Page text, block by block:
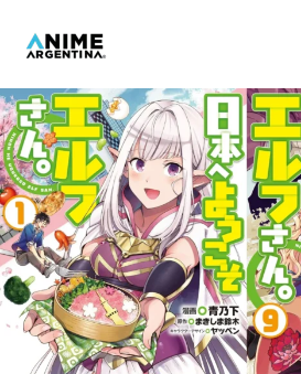
Welcome
to
Japan,
Ms.
Elf!
(Bienvenida
a
Japón,
Srta.
Elfa)